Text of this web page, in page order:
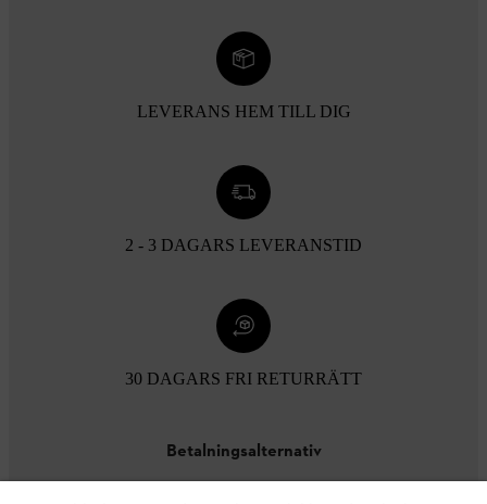
LEVERANS HEM TILL DIG
2 - 3 DAGARS LEVERANSTID
30 DAGARS FRI RETURRÄTT
Betalningsalternativ